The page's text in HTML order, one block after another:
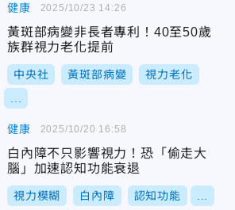
健康
黃斑部病變非長者專利！40至50歲
族群視力老化提前
中央社 黃斑部病變 視力老化
2025/10/23 14:26
健康
白內障不只影響視力！恐「偷走大
腦」加速認知功能衰退
視力模糊 白內障 認知功能
2025/10/20 16:58